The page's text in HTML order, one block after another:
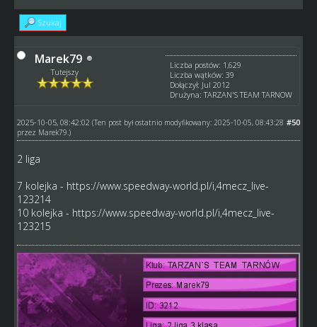
Szukaj
Marek79
Tutejszy
Liczba postów: 1,629
Liczba wątków: 39
Dołączył: Jul 2012
Drużyna: TARZAN'S TEAM TARNOW
#50
2025-10-05, 08:42:02 (Ten post był ostatnio modyfikowany: 2025-10-05, 08:43:28
przez Marek79 .)
2 liga
7 kolejka - https://www.speedway-world.pl/i,4mecz_live-
123214
10 kolejka - https://www.speedway-world.pl/i,4mecz_live-
123215